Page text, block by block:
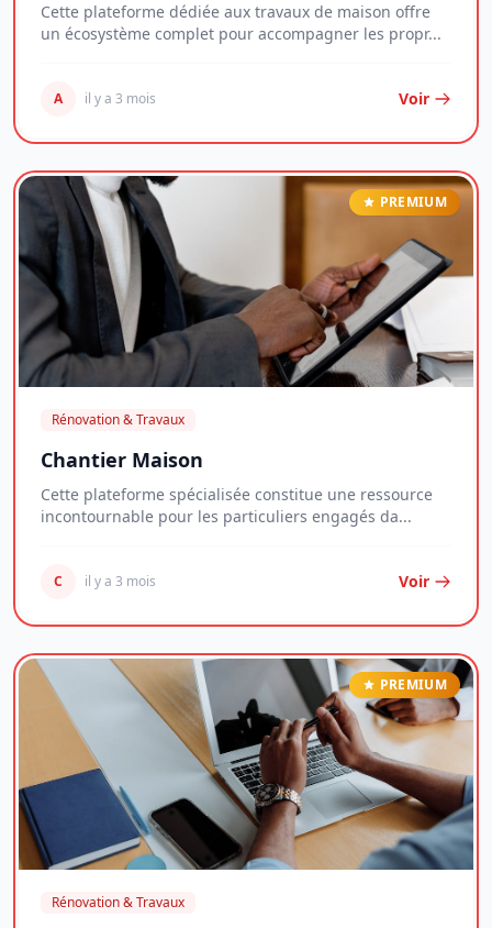
Cette plateforme dédiée aux travaux de maison offre
un écosystème complet pour accompagner les propr...
A il y a 3 mois Voir
PREMIUM
Rénovation & Travaux
Chantier Maison
Cette plateforme spécialisée constitue une ressource
incontournable pour les particuliers engagés da...
C il y a 3 mois Voir
PREMIUM
Rénovation & Travaux